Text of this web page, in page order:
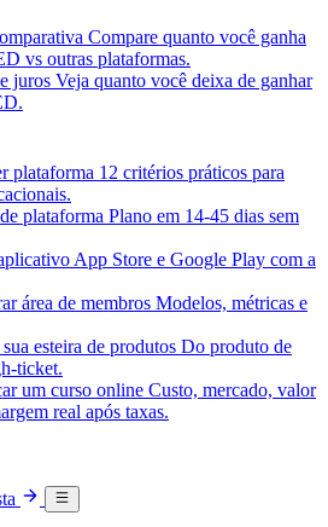
Compare quanto você ganha
vs outras plataformas.
juros Veja quanto você deixa de ganhar
plataforma 12 critérios práticos para
plataforma Plano em 14-45 dias sem
App Store e Google Play com a
área de membros Modelos, métricas e
esteira de produtos Do produto de
ticket.
um curso online Custo, mercado, valor
real após taxas.